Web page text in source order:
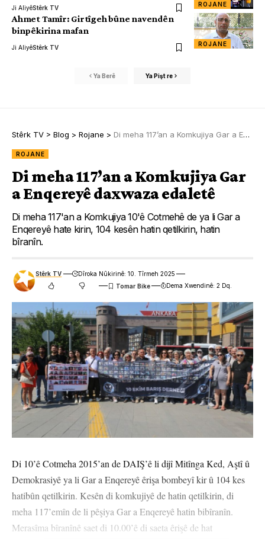
ROJANE
Ji AliyêStêrk TV
ROJANE
Ahmet Tamîr: Girtîgeh bûne navendên
binpêkirina mafan
Ji AliyêStêrk TV
Ya Berê Ya Pişt re
Stêrk TV > Blog > Rojane > Di meha 117’an a Komkujiya Gar a Enqereyê daxwaza edaletê
ROJANE
Di meha 117’an a Komkujiya Gar
a Enqereyê daxwaza edaletê
Di meha 117'an a Komkujiya 10'ê Cotmehê de ya li Gar a
Enqereyê hate kirin, 104 kesên hatin qetilkirin, hatin
bîranîn.
Stêrk TV
Dîroka Nûkirinê: 10. Tîrmeh 2025
Dema Xwendinê: 2 Dq.
Di 10’ê Cotmeha 2015’an de DAIŞ’ê li dijî Mitînga Ked, Aştî û
Demokrasiyê ya li Gar a Enqereyê êrişa bombeyî kir û 104 kes
hatibûn qetilkirin. Kesên di komkujiyê de hatin qetilkirin, di
meha 117’emîn de li pêşiya Gar a Enqereyê hatin bibîranîn.
Merasîma bîranînê saet di 10.00’ê di saeta êrişê de hat